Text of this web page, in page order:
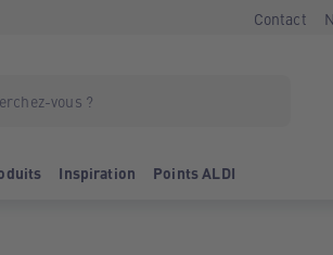
Contact
Inspiration Points ALDI